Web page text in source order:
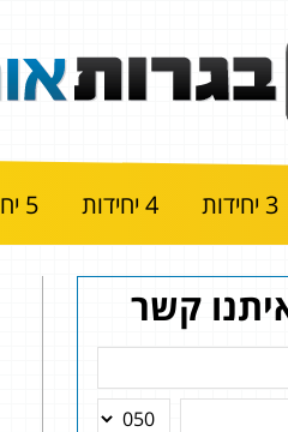
3 יחידות 4 יחידות 5 יחידות
קשר